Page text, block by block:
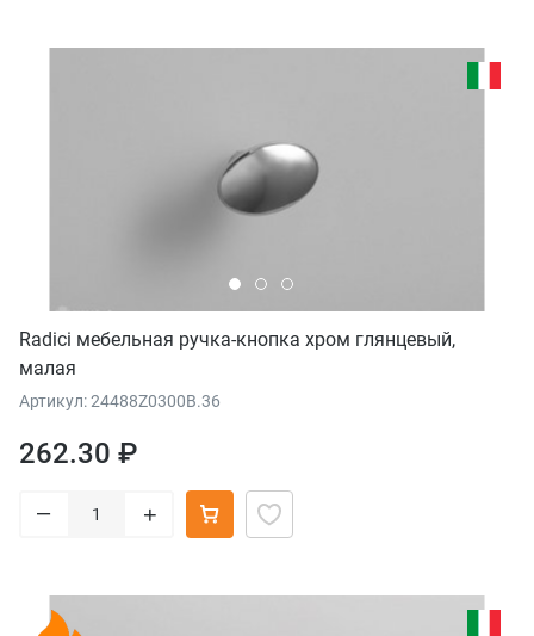
Radici мебельная ручка-кнопка хром глянцевый,
малая
Артикул: 24488Z0300B.36
262.30 ₽
– +